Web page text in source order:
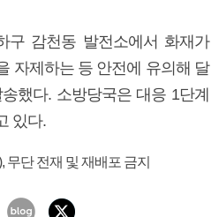
구 감천동 발전소에서 화재가
자제하는 등 안전에 유의해 달
했다. 소방당국은 대응 1단계
있다.
무단 전재 및 재배포 금지